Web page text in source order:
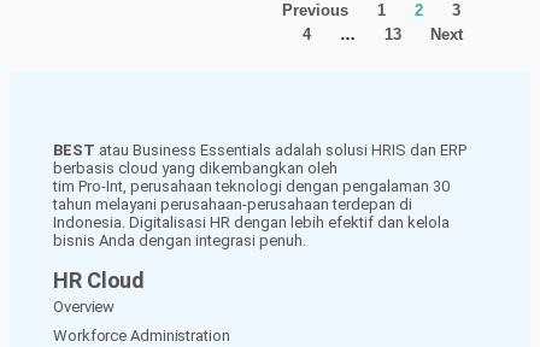
Previous 1 2
3
4
… 13 Next
BEST atau Business Essentials adalah solusi HRIS dan ERP
berbasis cloud yang dikembangkan oleh
tim Pro-Int, perusahaan teknologi dengan pengalaman 30
tahun melayani perusahaan-perusahaan terdepan di
Indonesia. Digitalisasi HR dengan lebih efektif dan kelola
bisnis Anda dengan integrasi penuh.
HR Cloud
Overview
Workforce Administration